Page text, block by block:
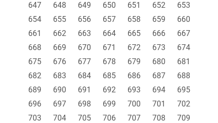
647
648 649 650 651 652
653
654
655 656 657 658 659
660
661
662 663 664 665 666
667
668
669 670 671 672 673
674
675
676 677 678 679 680
681
682
683 684 685 686 687
688
689
690 691 692 693 694
695
696
697 698 699 700 701
702
703
704 705 706 707 708
709